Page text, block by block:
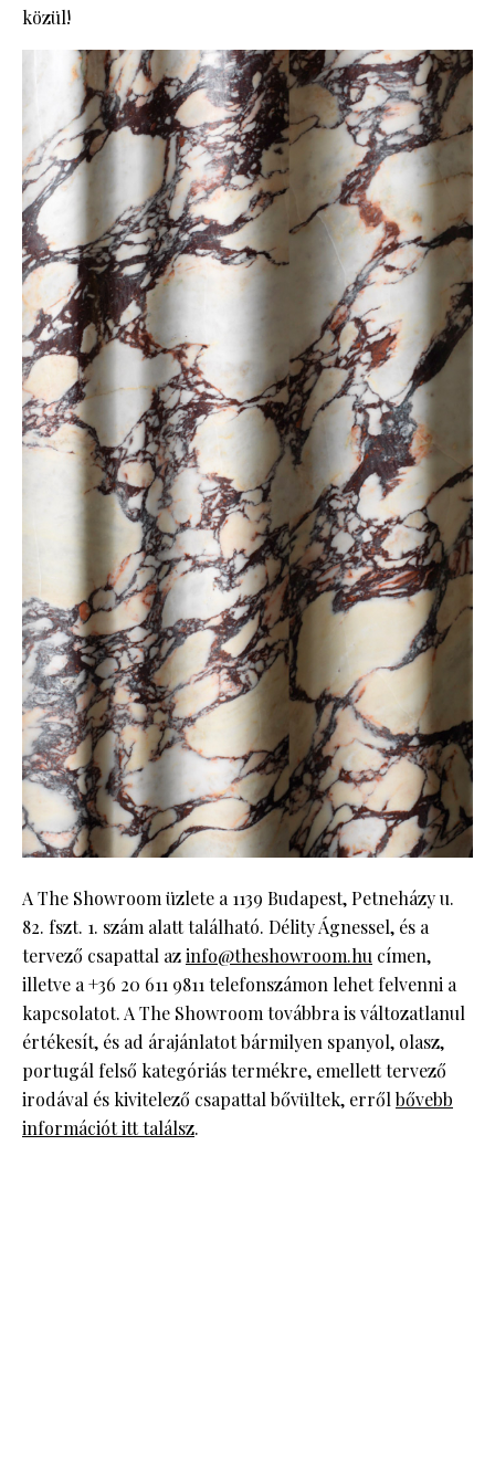
közül!
A The Showroom üzlete a 1139 Budapest, Petneházy u.
82. fszt. 1. szám alatt található. Délity Ágnessel, és a
tervező csapattal azinfo@theshowroom.hu címen,
illetve a +36 20 611 9811 telefonszámon lehet felvenni a
kapcsolatot. A The Showroom továbbra is változatlanul
értékesít, és ad árajánlatot bármilyen spanyol, olasz,
portugál felső kategóriás termékre, emellett tervező
irodával és kivitelező csapattal bővültek, erről bővebb
információt itt találsz.